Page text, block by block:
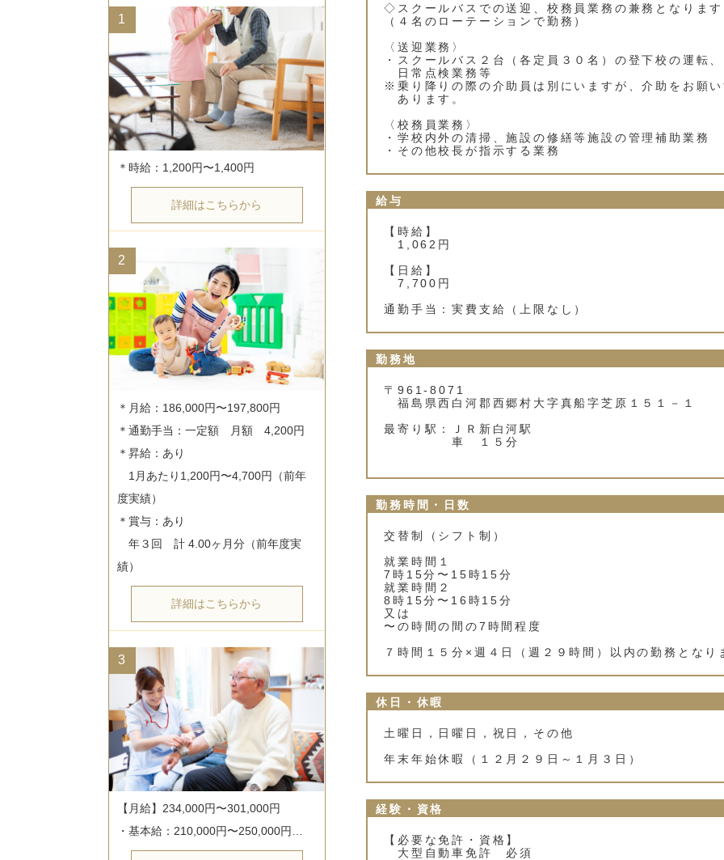
1
詳細はこちらから
2
＊月給：186,000円〜197,800円
＊通勤手当：一定額　月額　4,200円
＊昇給：あり
1月あたり1,200円〜4,700円（前年
度実績）
＊賞与：あり
年３回　計 4.00ヶ月分（前年度実
詳細はこちらから
3
【月給】234,000円〜301,000円
・基本給：210,000円〜250,000円…
◇スクールバスでの送迎、校務員業務の兼務となりま
（４名のローテーションで勤務）
〈送迎業務〉
・スクールバス２台（各定員３０名）の登下校の運転、
日常点検業務等
※乗り降りの際の介助員は別にいますが、介助をお願
あります。
〈校務員業務〉
・学校内外の清掃、施設の修繕等施設の管理補助業務
・その他校長が指示する業務
給与
【時給】
1,062円
【日給】
7,700円
通勤手当：実費支給（上限なし）
勤務地
〒961-8071
福島県西白河郡西郷村大字真船字芝原１５１－１
最寄り駅：ＪＲ新白河駅
車 １５分
勤務時間・日数
交替制（シフト制）
就業時間１
7時15分〜15時15分
就業時間２
8時15分〜16時15分
又は
〜の時間の間の7時間程度
７時間１５分×週４日（週２９時間）以内の勤務となり
休日・休暇
土曜日，日曜日，祝日，その他
年末年始休暇（１２月２９日～１月３日）
経験・資格
【必要な免許・資格】
大型自動車免許 必須